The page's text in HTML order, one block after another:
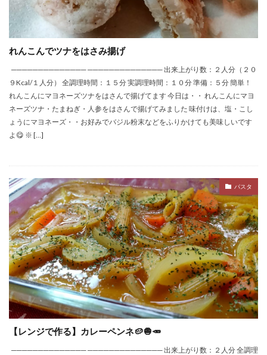
れんこんでツナをはさみ揚げ
────────────── ────────────── 出来上がり数：２人分（２０
９Kcal/１人分） 全調理時間：１５分 実調理時間：１０分 準備：５分 簡単！
れんこんにマヨネーズツナをはさんで揚げてます 今日は・・ れんこんにマヨ
ネーズツナ・たまねぎ・人参をはさんで揚げてみました 味付けは、塩・こし
ょうにマヨネーズ・・お好みでバジル粉末などをふりかけても美味しいです
よ😋 ※ […]
パスタ
【レンジで作る】カレーペンネ🥔🧅🥕
────────────── ────────────── 出来上がり数：２人分 全調理